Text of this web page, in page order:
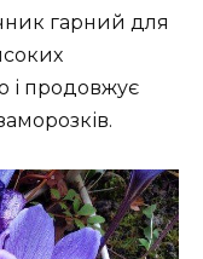
гарний для
і продовжує